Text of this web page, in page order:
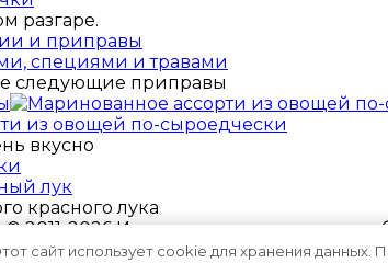
разгаре.
специями и травами
следующие приправы
из овощей по-сыроедчески
вкусно
лук
красного лука
2011-2026 Использование
сайт использует cookie для хранения данных.